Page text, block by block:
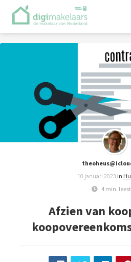
10 januari 2023 in
4 min.
Afzien van